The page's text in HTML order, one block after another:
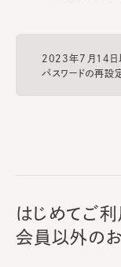
2023年7月14日
パスワードの再設
はじめてご利
会員以外の